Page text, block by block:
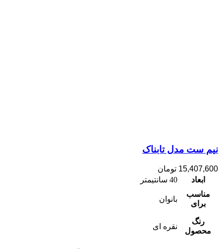
نیم ست مدل تابناک
15,407,600 تومان
ابعاد
40 سانتیمتر
مناسب
برای
بانوان
رنگ
محصول
نقره ای